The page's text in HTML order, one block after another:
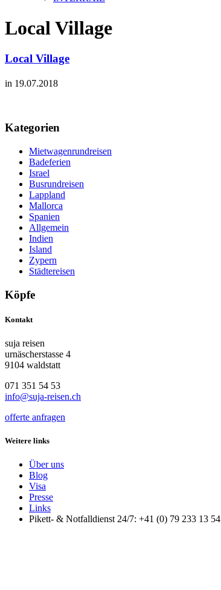
Local Village
Local Village
in 19.07.2018
Kategorien
Mietwagenrundreisen
Badeferien
Israel
Busrundreisen
Lappland
Mallorca
Spanien
Allgemein
Indien
Island
Zypern
Städtereisen
Köpfe
Kontakt
suja reisen
urnäscherstasse 4
9104 waldstatt
071 351 54 53
info@suja-reisen.ch
offerte anfragen
Weitere links
Über uns
Blog
Visa
Presse
Links
Pikett- & Notfalldienst 24/7: +41 (0) 79 233 13 54